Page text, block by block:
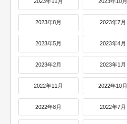
2023年8月 2023年7月
2023年5月 2023年4月
2023年2月 2023年1月
2022年11月 2022年10月
2022年8月 2022年7月